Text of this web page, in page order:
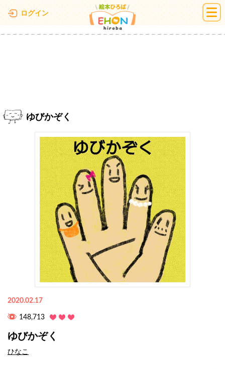
ログイン 絵本ひろば
ゆびかぞく
2020.02.17
148,713
ゆびかぞく
ひなこ